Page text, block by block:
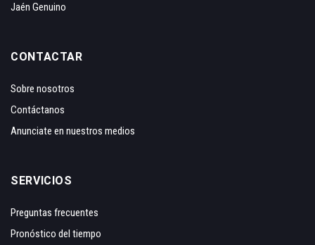
Jaén Genuino
CONTACTAR
Sobre nosotros
Contáctanos
Anunciate en nuestros medios
SERVICIOS
Preguntas frecuentes
Pronóstico del tiempo